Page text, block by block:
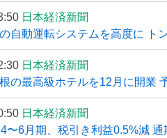
日本経済新聞
自動運転システムを高度に ト
日本経済新聞
の最高級ホテルを12月に開業
日本経済新聞
〜6月期、税引き利益0.5%減 通